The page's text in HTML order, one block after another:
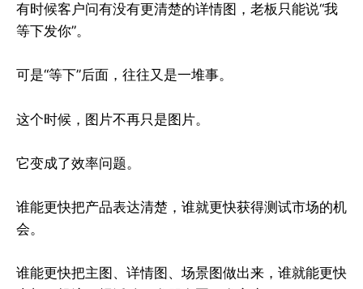
有时候客户问有没有更清楚的详情图，老板只能说“我
等下发你”。
可是“等下”后面，往往又是一堆事。
这个时候，图片不再只是图片。
它变成了效率问题。
谁能更快把产品表达清楚，谁就更快获得测试市场的机
会。
谁能更快把主图、详情图、场景图做出来，谁就能更快